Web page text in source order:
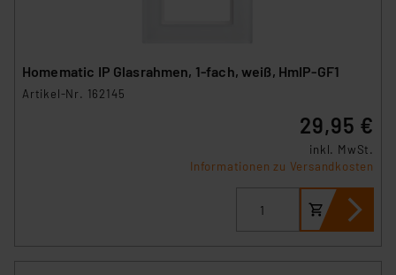
Homematic IP Glasrahmen, 1-fach, weiß, HmIP-GF1
Artikel-Nr. 162145
29,95 €
inkl. MwSt.
Informationen zu Versandkosten